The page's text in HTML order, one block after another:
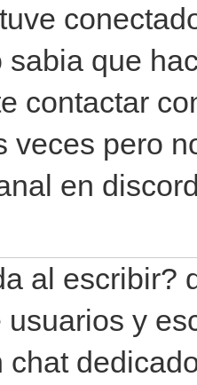
sabia que
contactar
veces pero
en
al escribir?
y
chat